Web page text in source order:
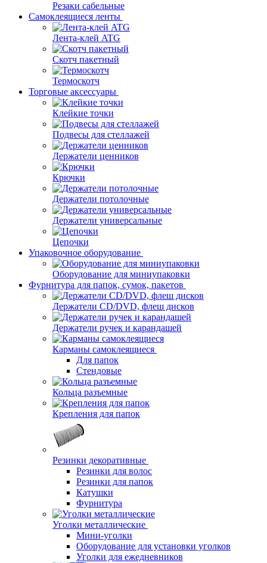
Резаки сабельные
Самоклеящиеся ленты
Лента-клей ATG
Скотч пакетный
Термоскотч
Торговые аксессуары
Клейкие точки
Подвесы для стеллажей
Держатели ценников
Крючки
Держатели потолочные
Держатели универсальные
Цепочки
Упаковочное оборудование
Оборудование для миниупаковки
Фурнитура для папок, сумок, пакетов
Держатели CD/DVD, флеш дисков
Держатели ручек и карандашей
Карманы самоклеящиеся
Для папок
Стендовые
Кольца разъемные
Крепления для папок
Резинки декоративные
Резинки для волос
Резинки для папок
Катушки
Фурнитура
Уголки металлические
Мини-уголки
Оборудование для установки уголков
Уголки для ежедневников